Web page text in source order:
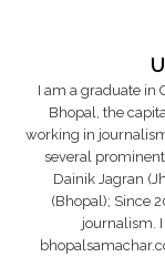
I am a graduate in
Bhopal, the
working in
several
Dainik Jagran
(Bhopal); Since
journalism.